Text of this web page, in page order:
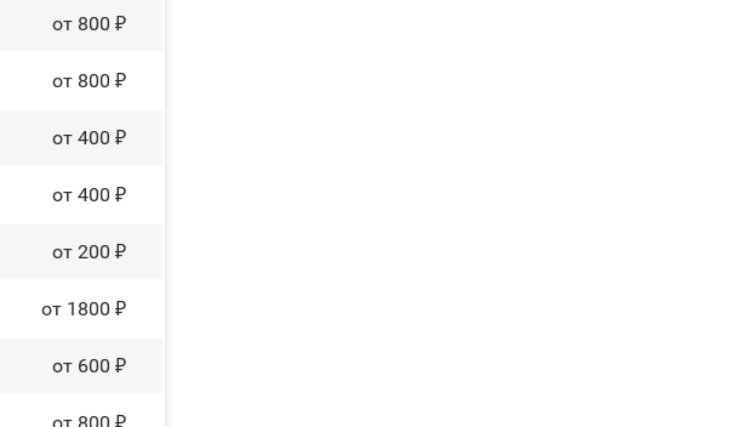
от 800 ₽
от 800 ₽
от 400 ₽
от 400 ₽
от 200 ₽
от 1800 ₽
от 600 ₽